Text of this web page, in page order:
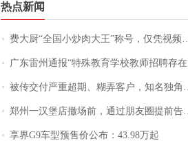
热点新闻
费大厨“全国小炒肉大王”称号，仅凭视频评出？中国烹饪协会回应
广东雷州通报“特殊教育学校教师招聘存在违规行为”：已启动问责程序 副校长被停职
被传交付严重超期、糊弄客户，知名独角兽车企创始人回应：都没证据，将依法采取措施，“本人长期与美国交管局保持沟通，对方表示肯定”
郑州一汉堡店撤场前，通过朋友圈提前告知逐一退费，有顾客仅剩1元也全被退回，分文不少；顾客：言而有信，让人感动
享界G9车型预售价公布：43.98万起